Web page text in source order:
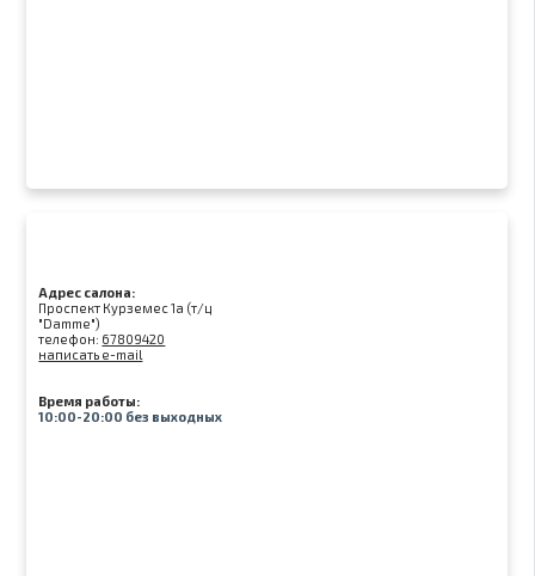
Адрес салона:
Проспект Курземес 1а (т/ц
"Damme")
телефон: 67809420
написать e-mail
Время работы:
10:00-20:00 без выходных